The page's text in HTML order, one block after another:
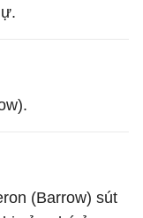
(Barrow) sút